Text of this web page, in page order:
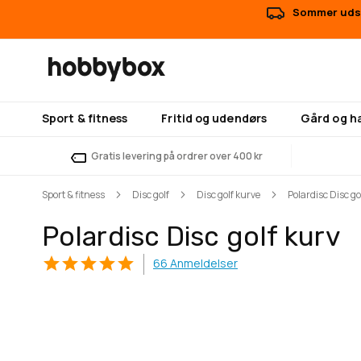
Sommer
Sport & fitness Fritid og udendørs Gård og
Gratis levering på ordrer over 400 kr
Sport & fitness Disc golf Disc golf kurve Polardisc Disc
Polardisc Disc golf kurv
66 Anmeldelser